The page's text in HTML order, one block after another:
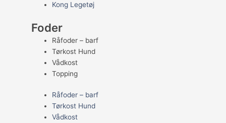
Kong Legetøj
Foder
Råfoder – barf
Tørkost Hund
Vådkost
Topping
Råfoder – barf
Tørkost Hund
Vådkost